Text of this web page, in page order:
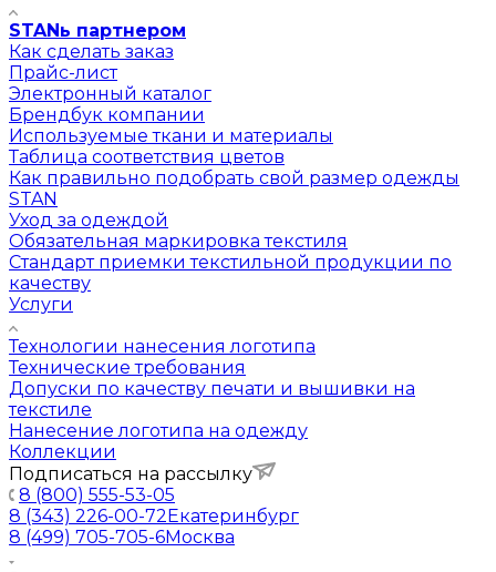
STANь партнером
Как сделать заказ
Прайс-лист
Электронный каталог
Брендбук компании
Используемые ткани и материалы
Таблица соответствия цветов
Как правильно подобрать свой размер одежды
STAN
Уход за одеждой
Обязательная маркировка текстиля
Стандарт приемки текстильной продукции по
качеству
Услуги
Технологии нанесения логотипа
Технические требования
Допуски по качеству печати и вышивки на
текстиле
Нанесение логотипа на одежду
Коллекции
Подписаться на рассылку
8 (800) 555-53-05
8 (343) 226-00-72Екатеринбург
8 (499) 705-705-6Москва